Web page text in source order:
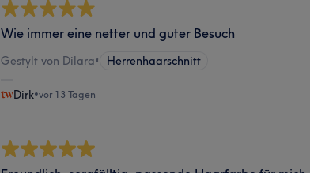
Wie immer eine netter und guter Besuch
Gestylt von Dilara• Herrenhaarschnitt
Dirk•vor 13 Tagen